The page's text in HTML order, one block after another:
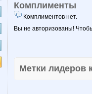
Комплименты
Комплиментов нет.
Вы не авторизованы!
Метки